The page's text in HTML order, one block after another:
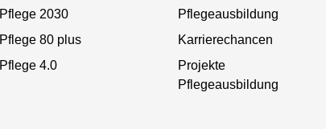
Pflege 2030
Pflege 80 plus
Pflege 4.0
Pflegeausbildung
Karrierechancen
Projekte
Pflegeausbildung